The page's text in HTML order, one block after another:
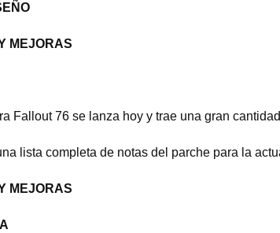
MEJORAS
Fallout 76 se lanza hoy y trae una gran
lista completa de notas del parche para la
MEJORAS